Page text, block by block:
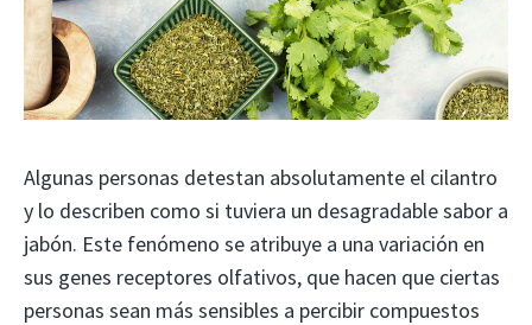
Algunas personas detestan absolutamente el cilantro
y lo describen como si tuviera un desagradable sabor a
jabón. Este fenómeno se atribuye a una variación en
sus genes receptores olfativos, que hacen que ciertas
personas sean más sensibles a percibir compuestos